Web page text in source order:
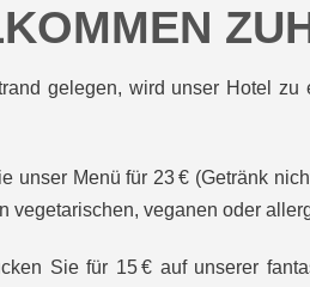
gelegen, wird unser Hotel
unser Menü für 23 € (Getränk
vegetarischen, veganen oder
Sie für 15 € auf unserer